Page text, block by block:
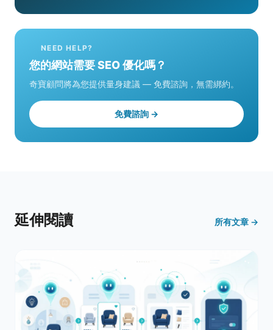
NEED HELP?
您的網站需要 SEO 優化嗎？
奇寶顧問將為您提供量身建議 — 免費諮詢，無需綁約。
免費諮詢 →
延伸閱讀 所有文章 →